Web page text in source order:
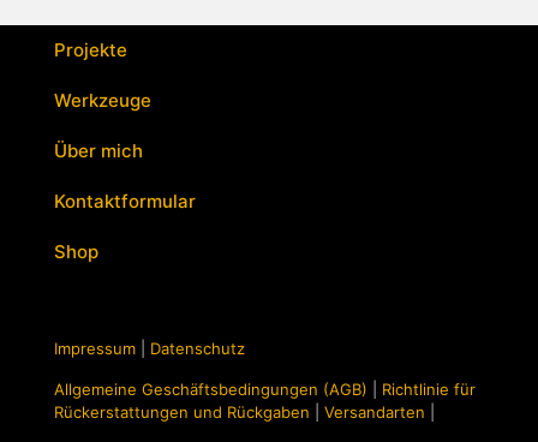
Projekte
Werkzeuge
Über mich
Kontaktformular
Shop
Impressum Datenschutz
Allgemeine Geschäftsbedingungen (AGB)
Richtlinie für
Rückerstattungen und Rückgaben
Versandarten